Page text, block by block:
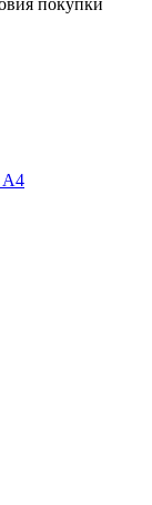
покупки
A4